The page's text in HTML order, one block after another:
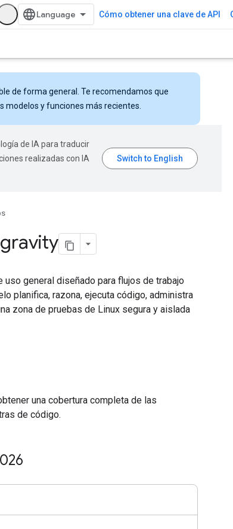
Cómo obtener una clave de API
de forma general. Te recomendamos que
modelos y funciones más recientes.
de IA para traducir
realizadas con IA
general diseñado para flujos de trabajo
planifica, razona, ejecuta código, administra
zona de pruebas de Linux segura y aislada
una cobertura completa de las
de código.